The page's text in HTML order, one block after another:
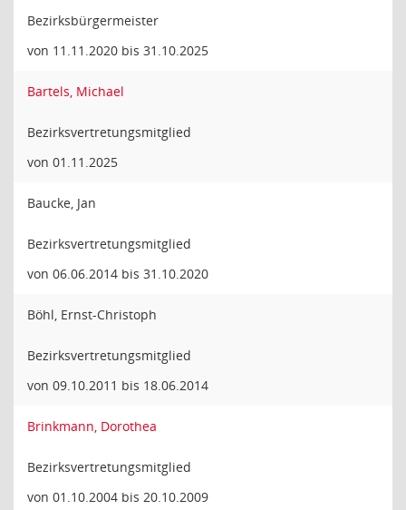
Bezirksbürgermeister
von 11.11.2020 bis 31.10.2025
Bartels, Michael
Bezirksvertretungsmitglied
von 01.11.2025
Baucke, Jan
Bezirksvertretungsmitglied
von 06.06.2014 bis 31.10.2020
Böhl, Ernst-Christoph
Bezirksvertretungsmitglied
von 09.10.2011 bis 18.06.2014
Brinkmann, Dorothea
Bezirksvertretungsmitglied
von 01.10.2004 bis 20.10.2009